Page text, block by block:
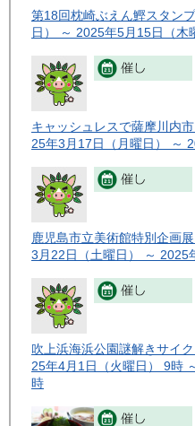
第18回枕崎ぶえん鰹スタン
日） ～ 2025年5月15日（木
キャッシュレスで薩摩川内
25年3月17日（月曜日） ～
鹿児島市立美術館特別企画
3月22日（土曜日） ～ 2025
吹上浜海浜公園謎解きサイ
25年4月1日（火曜日） 9時
時